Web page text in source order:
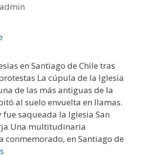
admin
en Santiago de Chile tras
La cúpula de la Iglesia
de las más antiguas de la
al suelo envuelta en llamas.
saqueada la Iglesia San
Una multitudinaria
conmemorado, en Santiago de